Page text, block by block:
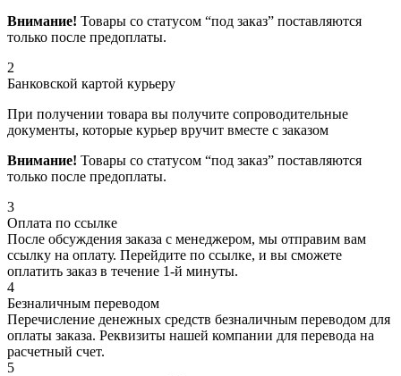
Внимание! Товары со статусом “под заказ” поставляются
только после предоплаты.
2
Банковской картой курьеру
При получении товара вы получите сопроводительные
документы, которые курьер вручит вместе с заказом
Внимание! Товары со статусом “под заказ” поставляются
только после предоплаты.
3
Оплата по ссылке
После обсуждения заказа с менеджером, мы отправим вам
ссылку на оплату. Перейдите по ссылке, и вы сможете
оплатить заказ в течение 1-й минуты.
4
Безналичным переводом
Перечисление денежных средств безналичным переводом для
оплаты заказа. Реквизиты нашей компании для перевода на
расчетный счет.
5